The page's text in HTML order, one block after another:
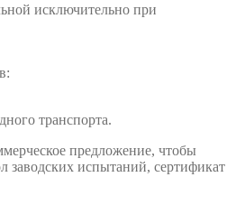
исключительно при
транспорта.
предложение, чтобы
заводских испытаний, сертификат